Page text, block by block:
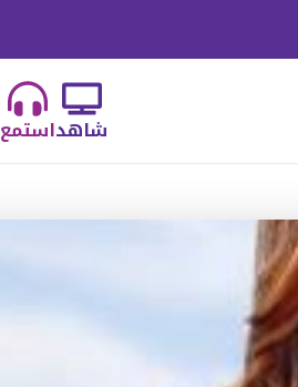
استمعشاهد